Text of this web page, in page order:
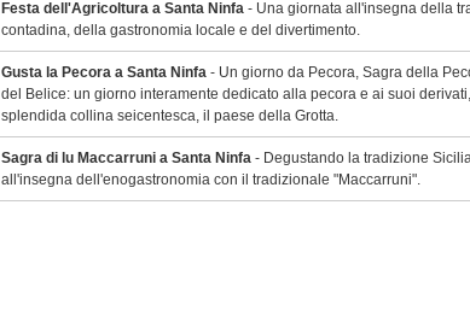
Festa dell'Agricoltura a Santa Ninfa - Una giornata all'insegna della
contadina, della gastronomia locale e del divertimento.
Gusta la Pecora a Santa Ninfa - Un giorno da Pecora, Sagra della
del Belice: un giorno interamente dedicato alla pecora e ai suoi
splendida collina seicentesca, il paese della Grotta.
Sagra di lu Maccarruni a Santa Ninfa - Degustando la tradizione
all'insegna dell'enogastronomia con il tradizionale "Maccarruni".